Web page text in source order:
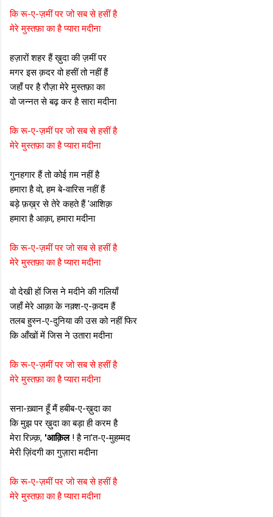
कि रू-ए-ज़मीं पर जो सब से हसीं है
मेरे मुस्तफ़ा का है प्यारा मदीना
हज़ारों शहर हैं ख़ुदा की ज़मीं पर
मगर इस क़दर वो हसीं तो नहीं हैं
जहाँ पर है रौज़ा मेरे मुस्तफ़ा का
वो जन्नत से बढ़ कर है सारा मदीना
कि रू-ए-ज़मीं पर जो सब से हसीं है
मेरे मुस्तफ़ा का है प्यारा मदीना
गुनहगार हैं तो कोई ग़म नहीं है
हमारा है वो, हम बे-वारिस नहीं हैं
बड़े फ़ख़्र से तेरे कहते हैं 'आशिक़
हमारा है आक़ा, हमारा मदीना
कि रू-ए-ज़मीं पर जो सब से हसीं है
मेरे मुस्तफ़ा का है प्यारा मदीना
वो देखी हों जिस ने मदीने की गलियाँ
जहाँ मेरे आक़ा के नक़्श-ए-क़दम हैं
तलब हुस्न-ए-दुनिया की उस को नहीं फिर
कि आँखों में जिस ने उतारा मदीना
कि रू-ए-ज़मीं पर जो सब से हसीं है
मेरे मुस्तफ़ा का है प्यारा मदीना
सना-ख़्वान हूँ मैं हबीब-ए-ख़ुदा का
कि मुझ पर ख़ुदा का बड़ा ही करम है
मेरा रिज़्क़, 'आक़िल! है ना'त-ए-मुहम्मद
मेरी ज़िंदगी का गुज़ारा मदीना
कि रू-ए-ज़मीं पर जो सब से हसीं है
मेरे मुस्तफ़ा का है प्यारा मदीना